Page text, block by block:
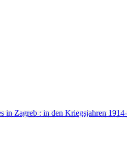
in Zagreb : in den Kriegsjahren